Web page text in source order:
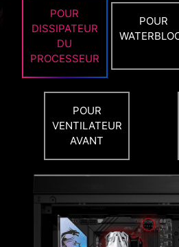
POUR
DISSIPATEUR
DU
PROCESSEUR
POUR
POUR
VENTILATEUR
AVANT
Vous avez besoin de plus
seconde seulement dès